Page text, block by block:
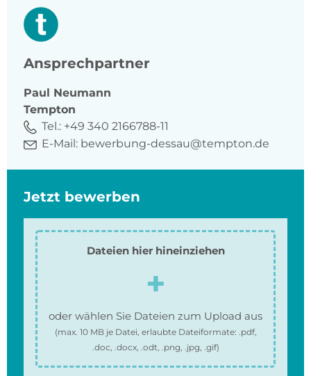
Ansprechpartner
Paul
Neumann
Tempton
Tel.: +49 340 2166788-11
E-Mail: bewerbung-dessau@tempton.de
Jetzt bewerben
Dateien hier hineinziehen
oder wählen Sie Dateien zum Upload aus
(max. 10 MBje Datei, erlaubte Dateiformate: .pdf,
.doc, .docx, .odt, .png, .jpg, .gif)